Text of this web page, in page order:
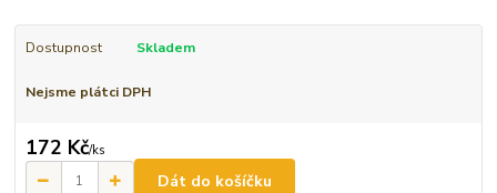
Dostupnost Skladem
Nejsme plátci DPH
172 Kč/ks
Dát do košíčku